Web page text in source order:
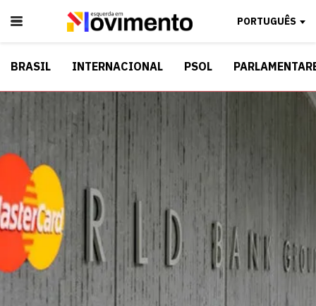
PORTUGUÊS
BRASIL INTERNACIONAL PSOL